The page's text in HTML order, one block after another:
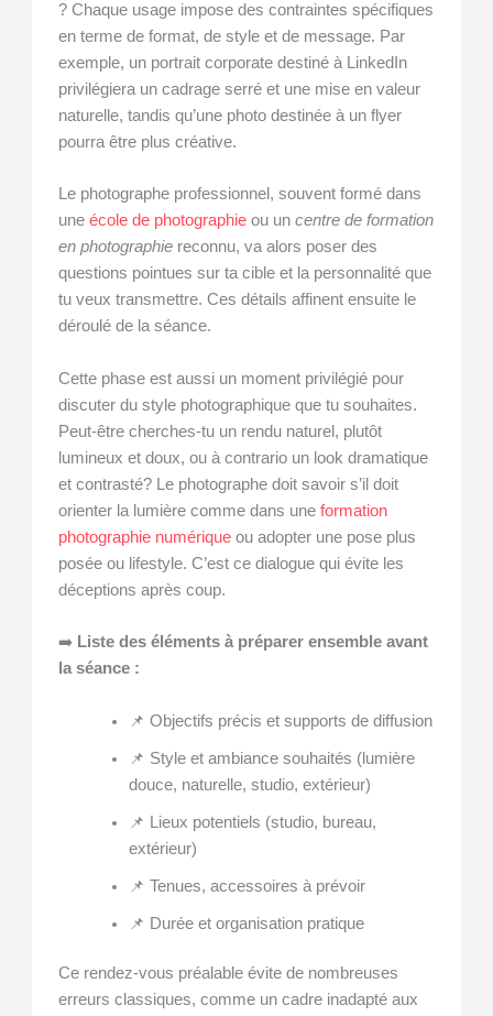
? Chaque usage impose des contraintes spécifiques
en terme de format, de style et de message. Par
exemple, un portrait corporate destiné à LinkedIn
privilégiera un cadrage serré et une mise en valeur
naturelle, tandis qu’une photo destinée à un flyer
pourra être plus créative.
Le photographe professionnel, souvent formé dans
uneécole de photographie ou uncentre de formation
en photographie reconnu, va alors poser des
questions pointues sur ta cible et la personnalité que
tu veux transmettre. Ces détails affinent ensuite le
déroulé de la séance.
Cette phase est aussi un moment privilégié pour
discuter du style photographique que tu souhaites.
Peut-être cherches-tu un rendu naturel, plutôt
lumineux et doux, ou à contrario un look dramatique
et contrasté? Le photographe doit savoir s’il doit
orienter la lumière comme dans uneformation
photographie numérique ou adopter une pose plus
posée ou lifestyle. C’est ce dialogue qui évite les
déceptions après coup.
➡️ Liste des éléments à préparer ensemble avant
la séance :
📌 Objectifs précis et supports de diffusion
📌 Style et ambiance souhaités (lumière
douce, naturelle, studio, extérieur)
📌 Lieux potentiels (studio, bureau,
extérieur)
📌 Tenues, accessoires à prévoir
📌 Durée et organisation pratique
Ce rendez-vous préalable évite de nombreuses
erreurs classiques, comme un cadre inadapté aux